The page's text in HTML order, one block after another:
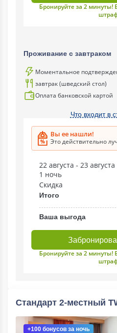
Бронируйте за 2 минуты!
Проживание с завтраком
Моментальное
завтрак (шведский стол)
Оплата банковской картой
Что входит в
Вы ее нашли!
Это действительно
22 августа - 23
1 ночь
Скидка
Итого
Ваша выгода
Бронируйте за 2 минуты!
Стандарт 2-местный
+100 бонусов за ночь